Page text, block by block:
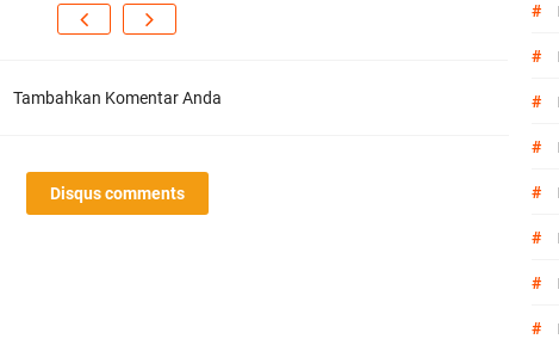
Tambahkan Komentar Anda
Disqus comments
#
#
#
#
#
#
#
#